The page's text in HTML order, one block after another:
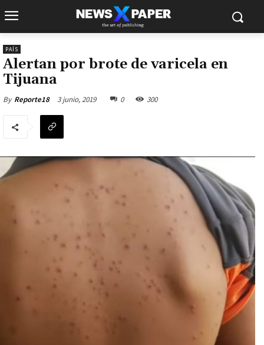
PAÍS
Alertan por brote de varicela en
Tijuana
By Reporte18 3 junio, 2019 0 300